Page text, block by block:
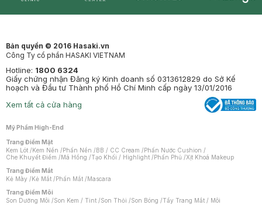
Bản quyền © 2016 Hasaki.vn
Công Ty cổ phần HASAKI VIETNAM
Hotline: 1800 6324
Giấy chứng nhận Đăng ký Kinh doanh số 0313612829 do Sở Kế
hoạch và Đầu tư Thành phố Hồ Chí Minh cấp ngày 13/01/2016
Xem tất cả cửa hàng
Mỹ Phẩm High-End
Trang Điểm Mặt
Kem Lót /Kem Nền /Phấn Nền /BB / CC Cream /Phấn Nước Cushion /
Che Khuyết Điểm /Má Hồng /Tạo Khối / Highlight /Phấn Phủ /Xịt Khoá Makeup
Trang Điểm Mắt
Kẻ Mày /Kẻ Mắt /Phấn Mắt /Mascara
Trang Điểm Môi
Son Dưỡng Môi /Son Kem / Tint /Son Thỏi /Son Bóng /Tẩy Trang Mắt / Môi